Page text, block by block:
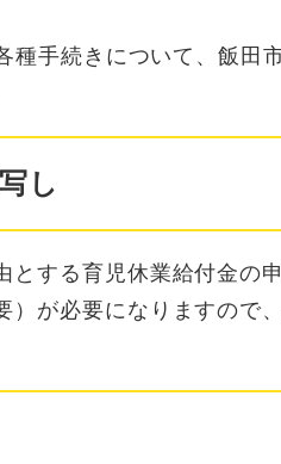
種手続きについて、飯田
し
する育児休業給付金の
）が必要になりますので